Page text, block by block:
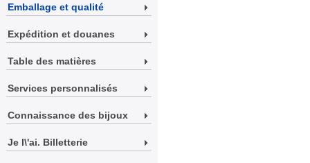
Emballage et qualité
Expédition et douanes
Table des matières
Services personnalisés
Connaissance des bijoux
Je l\'ai. Billetterie